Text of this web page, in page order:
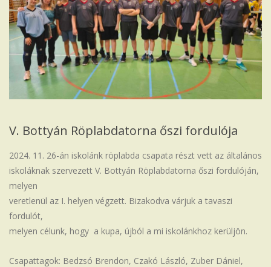
Iskola
V. Bottyán Röplabdatorna őszi fordulója
2024. 11. 26-án iskolánk röplabda csapata részt vett az általános
iskoláknak szervezett V. Bottyán Röplabdatorna őszi fordulóján,
melyen
veretlenül az I. helyen végzett. Bizakodva várjuk a tavaszi
fordulót,
melyen célunk, hogy a kupa, újból a mi iskolánkhoz kerüljön.
Csapattagok: Bedzsó Brendon, Czakó László, Zuber Dániel,